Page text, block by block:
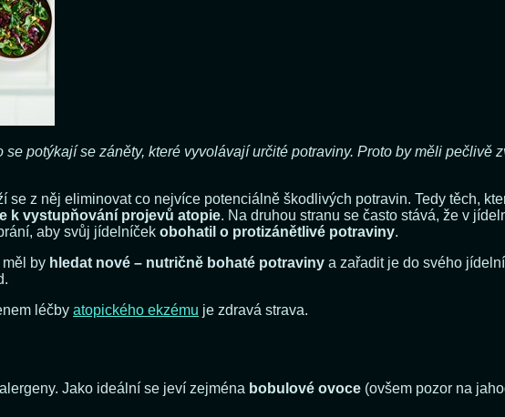
potýkají se záněty, které vyvolávají určité potraviny. Proto by měli pečlivě
z něj eliminovat co nejvíce potenciálně škodlivých potravin. Tedy těch,
k vystupňování projevů atopie. Na druhou stranu se často stává, že v
aby svůj jídelníček obohatil o protizánětlivé potraviny.
by hledat nové – nutričně bohaté potraviny a zařadit je do svého
léčby atopického ekzému je zdravá strava.
Jako ideální se jeví zejména bobulové ovoce (ovšem pozor na